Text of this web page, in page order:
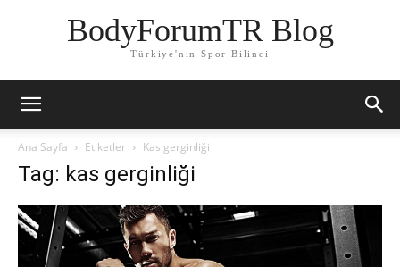
BodyForumTR Blog
Türkiye'nin Spor Bilinci
Ana Sayfa Etiketler Kas gerginliği
Tag: kas gerginliği